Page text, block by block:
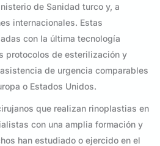
de Sanidad turco y, a
internacionales. Estas
con la última tecnología
protocolos de esterilización y
de urgencia comparables
o Estados Unidos.
que realizan rinoplastias en
con una amplia formación y
han estudiado o ejercido en el